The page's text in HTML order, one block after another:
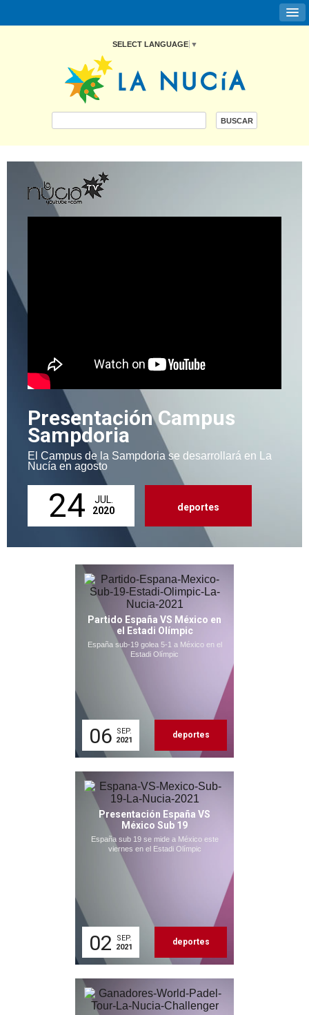
SELECT LANGUAGE ▼
Presentación Campus
Sampdoria
El Campus de la Sampdoria se desarrollará en La
Nucía en agosto
24
JUL.
2020
deportes
Partido España VS México en
el Estadi Olímpic
España sub-19 golea 5-1 a México en el
Estadi Olímpic
06
SEP.
2021
deportes
Presentación España VS
México Sub 19
España sub 19 se mide a México este
viernes en el Estadi Olímpic
02
SEP.
2021
deportes